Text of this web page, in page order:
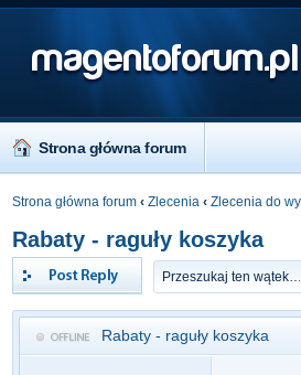
magentoforum.pl
Strona główna forum
Strona główna forum ‹ Zlecenia ‹ Zlecenia do
Rabaty - raguły koszyka
Odpowiedz
Rabaty - raguły koszyka